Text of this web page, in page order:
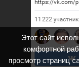
Этот сайт
комфортной
просмотр страниц